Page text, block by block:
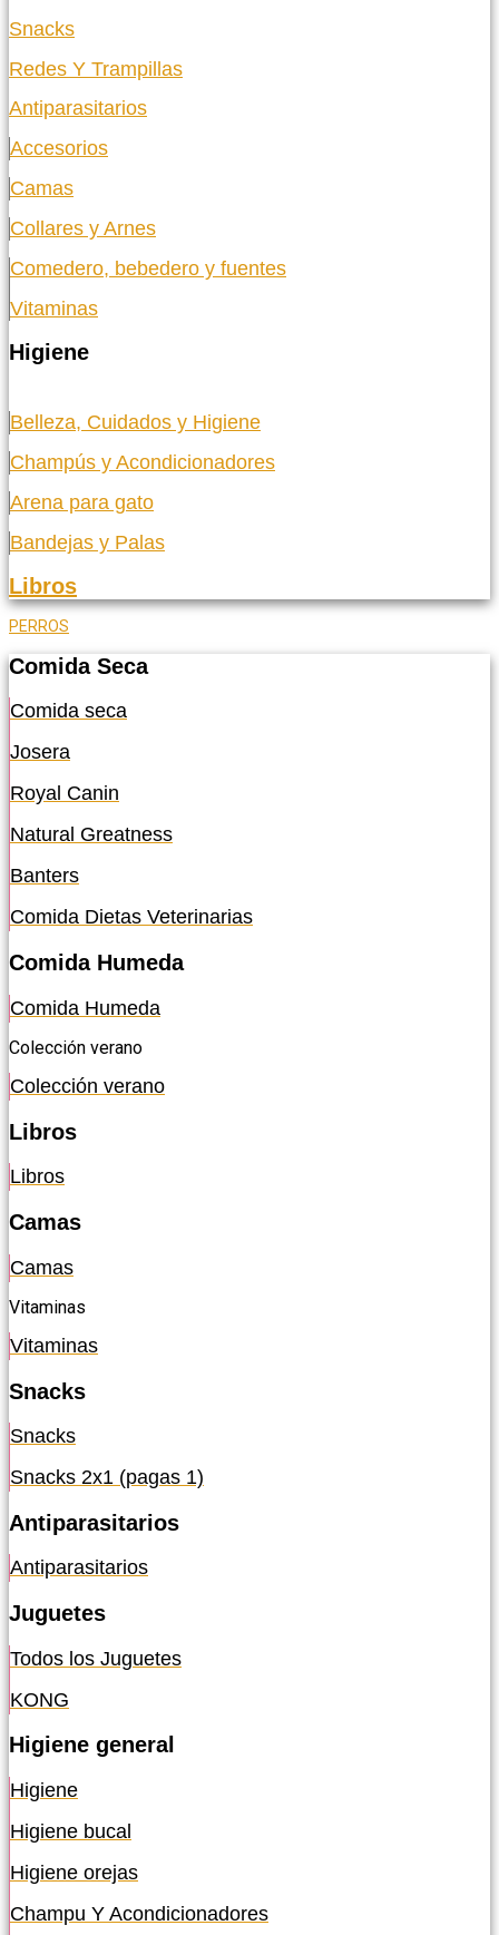
Snacks
Redes Y Trampillas
Antiparasitarios
Accesorios
Camas
Collares y Arnes
Comedero, bebedero y fuentes
Vitaminas
Higiene
Belleza, Cuidados y Higiene
Champús y Acondicionadores
Arena para gato
Bandejas y Palas
Libros
PERROS
Comida Seca
Comida seca
Josera
Royal Canin
Natural Greatness
Banters
Comida Dietas Veterinarias
Comida Humeda
Comida Humeda
Colección verano
Colección verano
Libros
Libros
Camas
Camas
Vitaminas
Vitaminas
Snacks
Snacks
Snacks 2x1 (pagas 1)
Antiparasitarios
Antiparasitarios
Juguetes
Todos los Juguetes
KONG
Higiene general
Higiene
Higiene bucal
Higiene orejas
Champu Y Acondicionadores